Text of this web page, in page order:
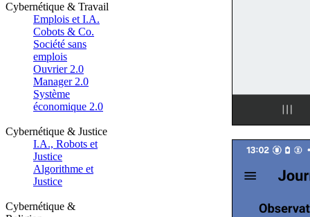
Cybernétique & Travail
Emplois et I.A.
Cobots & Co.
Société sans
emplois
Ouvrier 2.0
Manager 2.0
Système
économique 2.0
Cybernétique & Justice
I.A., Robots et
Justice
Algorithme et
Justice
Cybernétique &